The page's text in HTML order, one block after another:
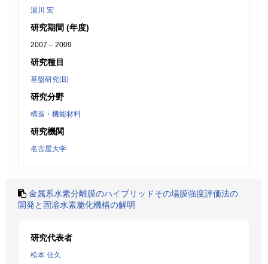
湯川 宏
研究期間 (年度)
2007 – 2009
研究種目
基盤研究(B)
研究分野
構造・機能材料
研究機関
名古屋大学
金属系水素分離膜のハイブリッドその場膜強度評価法の
開発と固溶水素脆化機構の解明
研究代表者
松本 佳久